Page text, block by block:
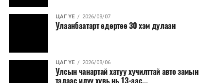
ЦАГ ҮЕ 2026/08/07
Улаанбаатарт өдөртөө 30 хэм дулаан
ЦАГ ҮЕ 2026/08/06
Улсын чанартай хатуу хучилттай авто замын